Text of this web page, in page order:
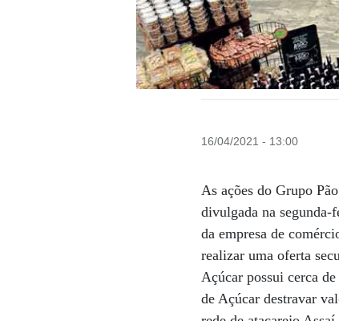
16/04/2021 - 13:00
As ações do Grupo
divulgada na
da empresa de
realizar uma oferta
Açúcar possui cerca
de Açúcar destravar